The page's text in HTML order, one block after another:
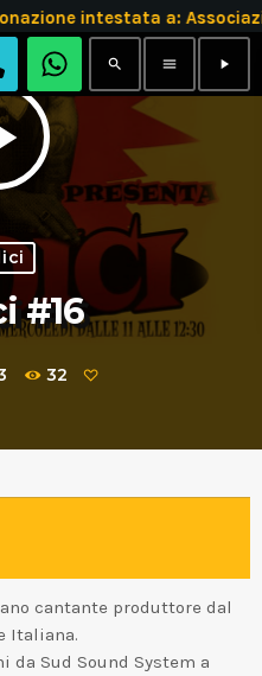
intestata a:
search menu play_arrow
#16
32
cantante produttore dal
Italiana.
da Sud Sound System a